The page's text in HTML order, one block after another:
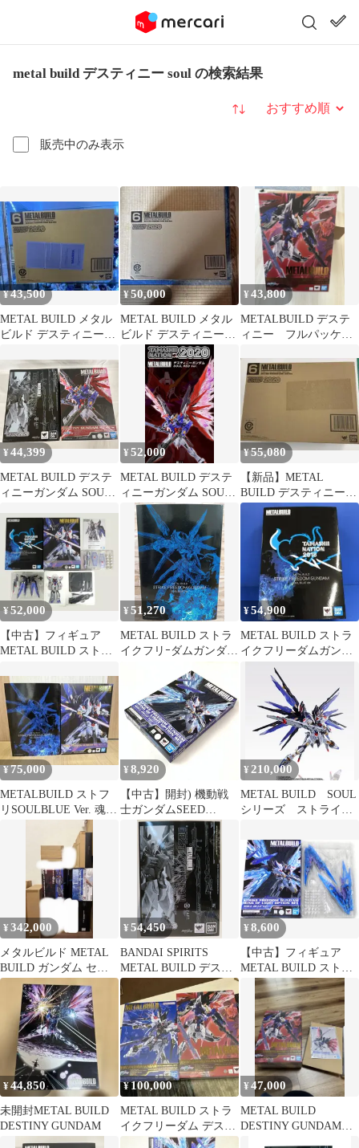
metal build デスティニー soul の検索結果
販売中のみ表示
並び替え
¥43,500
METAL BUILD メタル
ビルド デスティニーガ
¥50,000
METAL BUILD メタル
ビルド デスティニーガ
ンダム SOUL RED
¥43,800
METALBUILD デステ
ィニー フルパッケー
2024 美品
¥44,399
METAL BUILD デステ
ィニーガンダム SOUL
SEED DESTINY
TAMASHII NA
¥52,000
METAL BUILD デステ
ィニーガンダム SOUL
RED 光の翼付き
¥55,080
【新品】METAL
BUILD デスティニーガ
ンダム SOUL RED
¥52,000
【中古】フィギュア
METAL BUILD ストラ
ム SOUL BLUE Ver.
「機動戦士ガンダム
SEED DESTINY」
TAMASHII
NATION2018会場限定
¥51,270
METAL BUILD ストラ
イクフリｰダムガンダム
TAMASHII
NATION2018限定カラｰ
機動戦士ガンダムSEED
DESTINY
¥54,900
METAL BUILD ストラ
イクフリーダムガンダ
ム SOUL BLUE Ver
¥75,000
METALBUILD ストフ
リSOULBLUE Ver. 魂ウ
¥ 8,920
【中古】開封) 機動戦
士ガンダムSEED
DESTINY METAL
BUILD ストライクフリ
ーダムガンダム 光の翼
オプションセット
SOUL BLUE Ver.[10]
¥ 210,000
METAL BUILD SOUL
シリーズ ストライク
ニー
¥342,000
メタルビルド METAL
BUILD ガンダム セッ
ト
¥54,450
BANDAI SPIRITS
METAL BUILD デステ
ィニーガンダム SOUL
RED ver
¥8,600
【中古】フィギュア
METAL BUILD ストラ
イクフリーダムガンダ
ム 光の翼オプションセ
ット SOUL BLUE Ver.
「機動戦士ガンダム
SEED DESTINY」 魂ウ
ェブ商店限定
¥44,850
未開封METAL BUILD
DESTINY GUNDAM
¥100,000
METAL BUILD ストラ
イクフリーダム デステ
ィニー 2種セット
¥47,000
METAL BUILD
DESTINY GUNDAM